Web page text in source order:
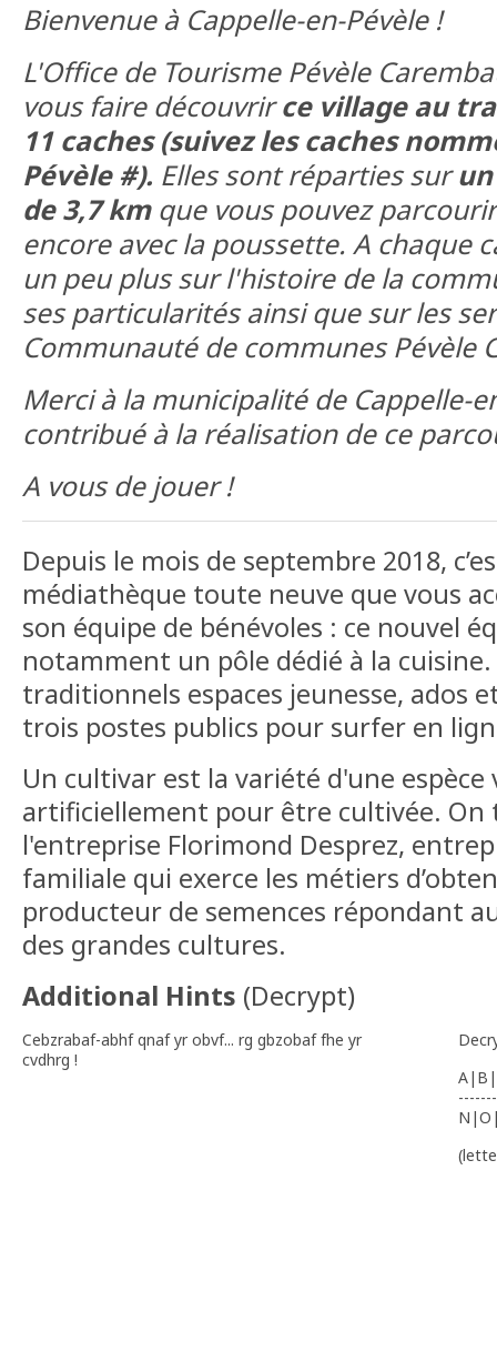
Bienvenue à Cappelle-en-Pévèle !
L'Office de Tourisme Pévèle
vous faire découvrirce village au
11 caches (suivez les caches
Pévèle #). Elles sont réparties sur
de 3,7 kmque vous pouvez
encore avec la poussette. A chaque
un peu plus sur l'histoire de la
ses particularités ainsi que sur les
Communauté de communes Pévèle
Merci à la municipalité de Cappelle-
contribué à la réalisation de ce
A vous de jouer !
Depuis le mois de septembre 2018,
médiathèque toute neuve que vous
son équipe de bénévoles : ce nouvel
notamment un pôle dédié à la
traditionnels espaces jeunesse, ados
trois postes publics pour surfer en
Un cultivar est la variété d'une
artificiellement pour être cultivée. On
l'entreprise Florimond Desprez,
familiale qui exerce les métiers
producteur de semences répondant
des grandes cultures.
Additional Hints (Decrypt)
Cebzrabaf-abhf qnaf yr obvf... rg gbzobaf fhe yr
cvdhrg !